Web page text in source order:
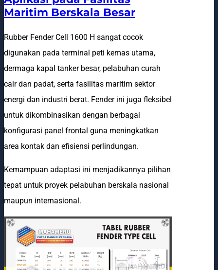
Maritim Berskala Besar
Rubber Fender Cell 1600 H sangat cocok
digunakan pada terminal peti kemas utama,
dermaga kapal tanker besar, pelabuhan curah
cair dan padat, serta fasilitas maritim sektor
energi dan industri berat. Fender ini juga fleksibel
untuk dikombinasikan dengan berbagai
konfigurasi panel frontal guna meningkatkan
area kontak dan efisiensi perlindungan.
Kemampuan adaptasi ini menjadikannya pilihan
tepat untuk proyek pelabuhan berskala nasional
maupun internasional.